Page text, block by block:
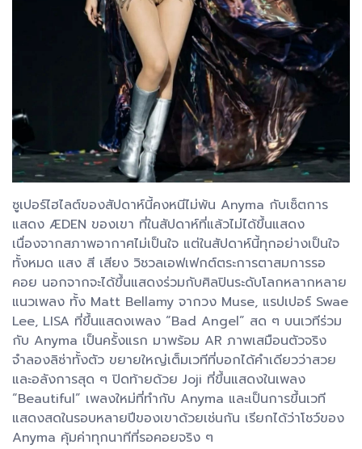
ซูเปอร์ไฮไลต์ของสัปดาห์นี้คงหนีไม่พ้น Anyma กับเซ็ตการ
แสดง ÆDEN ของเขา ที่ในสัปดาห์ที่แล้วไม่ได้ขึ้นแสดง
เนื่องจากสภาพอากาศไม่เป็นใจ แต่ในสัปดาห์นี้ทุกอย่างเป็นใจ
ทั้งหมด แสง สี เสียง วิชวลเอฟเฟกต์ตระการตาสมการรอ
คอย นอกจากจะได้ขึ้นแสดงร่วมกับศิลปินระดับโลกหลากหลาย
แนวเพลง ทั้ง Matt Bellamy จากวง Muse, แรปเปอร์ Swae
Lee, LISA ที่ขึ้นแสดงเพลง “Bad Angel” สด ๆ บนเวทีร่วม
กับ Anyma เป็นครั้งแรก มาพร้อม AR ภาพเสมือนตัวจริง
จำลองลิซ่าทั้งตัว ขยายใหญ่เต็มเวทีที่บอกได้คำเดียวว่าสวย
และอลังการสุด ๆ ปิดท้ายด้วย Joji ที่ขึ้นแสดงในเพลง
“Beautiful” เพลงใหม่ที่ทำกับ Anyma และเป็นการขึ้นเวที
แสดงสดในรอบหลายปีของเขาด้วยเช่นกัน เรียกได้ว่าโชว์ของ
Anyma คุ้มค่าทุกนาทีที่รอคอยจริง ๆ